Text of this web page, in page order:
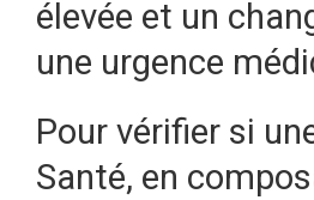
élevée et un
une urgence
Pour vérifier si
Santé, en